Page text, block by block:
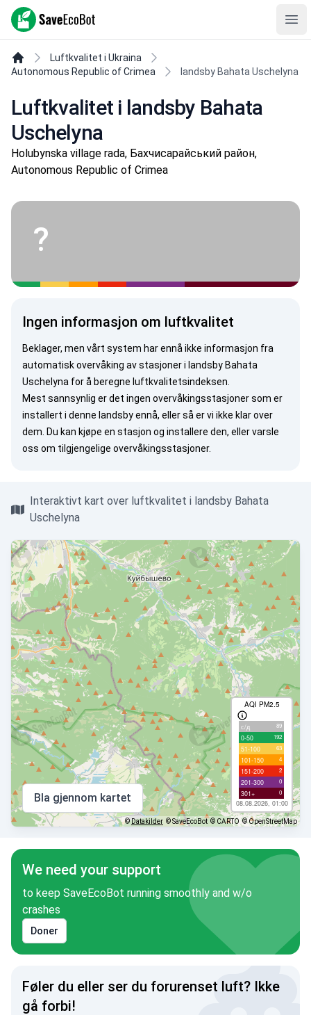
SaveEcoBot
Luftkvalitet i Ukraina
Autonomous Republic of Crimea
landsby Bahata Uschelyna
Luftkvalitet i landsby Bahata
Uschelyna
Holubynska village rada, Бахчисарайський район,
Autonomous Republic of Crimea
?
Ingen informasjon om luftkvalitet
Beklager, men vårt system har ennå ikke informasjon fra
automatisk overvåking av stasjoner i landsby Bahata
Uschelyna for å beregne luftkvalitetsindeksen.
Mest sannsynlig er det ingen overvåkingsstasjoner som er
installert i denne landsby ennå, eller så er vi ikke klar over
dem. Du kan kjøpe en stasjon og installere den, ellervarsle
oss om tilgjengelige overvåkingsstasjoner.
Interaktivt kart over luftkvalitet i landsby Bahata
Uschelyna
AQI PM2.5
с/д 89
0-50 192
51-100 63
101-150 4
151-200 2
201-300 0
301+ 0
08.08.2026, 01:00
Bla gjennom kartet
©Datakilder © SaveEcoBot © CARTO © OpenStreetMap
We need your support
to keep SaveEcoBot running smoothly and w/o
crashes
Doner
Føler du eller ser du forurenset luft? Ikke
gå forbi!